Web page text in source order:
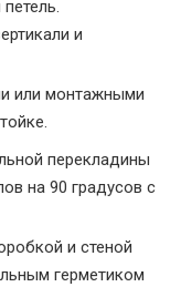
и
или монтажными
перекладины
на 90 градусов с
и стеной
герметиком